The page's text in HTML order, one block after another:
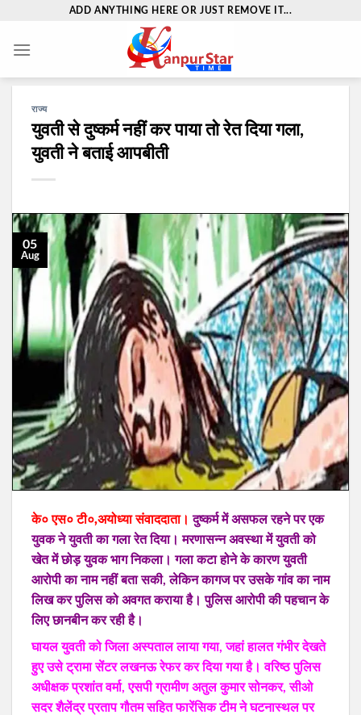
content
ADD ANYTHING HERE OR JUST REMOVE IT...
राज्य
युवती से दुष्‍कर्म नहीं कर पाया तो रेत द‍िया गला,
युवती ने बताई आपबीती
05
Aug
के० एस० टी०,अयोध्या संवाददाता। दुष्कर्म में असफल रहने पर एक
युवक ने युवती का गला रेत दिया। मरणासन्न अवस्था में युवती को
खेत में छोड़ युवक भाग निकला। गला कटा होने के कारण युवती
आरोपी का नाम नहीं बता सकी, लेकिन कागज पर उसके गांव का नाम
लिख कर पुलिस को अवगत कराया है। पुलिस आरोपी की पहचान के
लिए छानबीन कर रही है।
घायल युवती को जिला अस्पताल लाया गया, जहां हालत गंभीर देखते
हुए उसे ट्रामा सेंटर लखनऊ रेफर कर दिया गया है। वरिष्ठ पुलिस
अधीक्षक प्रशांत वर्मा, एसपी ग्रामीण अतुल कुमार सोनकर, सीओ
सदर शैलेंद्र प्रताप गौतम सहित फारेंसिक टीम ने घटनास्थल पर